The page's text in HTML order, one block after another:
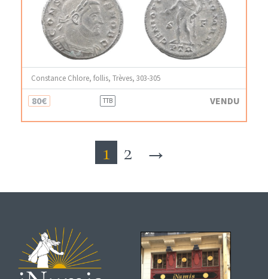
Constance Chlore, follis, Trèves, 303-305
80€ TTB VENDU
1 2 →